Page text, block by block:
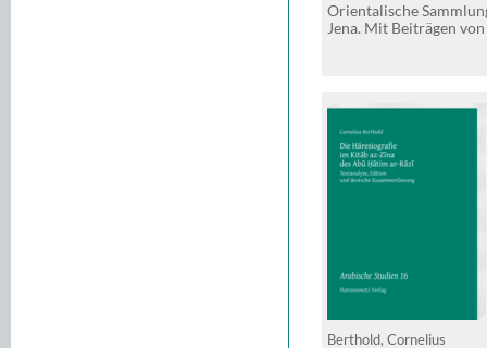
Orientalische
Jena. Mit Beiträgen
Berthold, Cornelius